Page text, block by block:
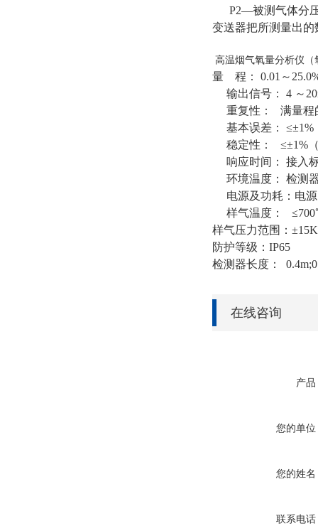
P2—被测气体分
变送器把所测量出
高温烟气氧量分析仪
量 程： 0.01～
输出信号： 4 ～
重复性： 满量程
基本误差： ≤±1%
稳定性： ≤±1%（
响应时间： 接入
环境温度： 检测
电源及功耗：电源
样气温度：
样气压力范围：
防护等级：IP65
检测器长度：
在线咨询
产品
您的单位
您的姓名
联系电话